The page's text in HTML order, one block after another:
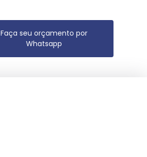
Faça seu orçamento por
Whatsapp